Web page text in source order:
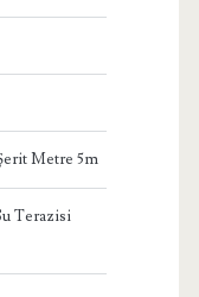
Metre 5m
Terazisi